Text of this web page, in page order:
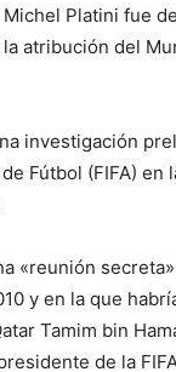
Platini fue
atribución del
investigación
Fútbol (FIFA) en
«reunión
y en la que
Tamim bin
de la